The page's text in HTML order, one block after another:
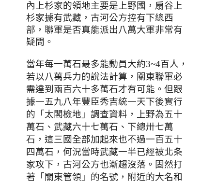
內上杉家的領地主要是上野國，扇谷上
杉家據有武藏，古河公方控有下總西
部，聯軍是否真能派出八萬大軍非常有
疑問。
當年每一萬石最多能動員大約3~4百人，
若以八萬兵力的說法計算，關東聯軍必
需達到兩百六十多萬石才有可能。但跟
據一五九八年豐臣秀吉統一天下後實行
的「太閣檢地」調查資料，上野為五十
萬石、武藏六十七萬石、下總卅七萬
石，這三國全部加起來也不過一百五十
四萬石，何況當時武藏一半已經被北条
家攻下，古河公方也漸趨沒落。固然打
著「關東管領」的名號，附近的大名和